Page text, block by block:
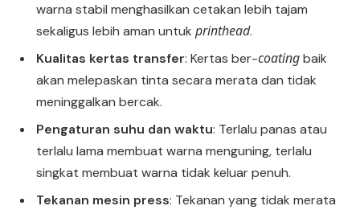
warna stabil menghasilkan cetakan lebih tajam
sekaligus lebih aman untuk printhead.
Kualitas kertas transfer: Kertas ber-coatingbaik
akan melepaskan tinta secara merata dan tidak
meninggalkan bercak.
Pengaturan suhu dan waktu: Terlalu panas atau
terlalu lama membuat warna menguning, terlalu
singkat membuat warna tidak keluar penuh.
Tekanan mesin press: Tekanan yang tidak merata